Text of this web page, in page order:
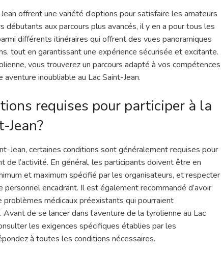
offrent une variété d’options pour satisfaire les amateurs
débutants aux parcours plus avancés, il y en a pour tous les
différents itinéraires qui offrent des vues panoramiques
tout en garantissant une expérience sécurisée et excitante.
vous trouverez un parcours adapté à vos compétences
aventure inoubliable au Lac Saint-Jean.
requises pour participer à la
Jean?
Jean, certaines conditions sont généralement requises pour
l’activité. En général, les participants doivent être en
et maximum spécifié par les organisateurs, et respecter
encadrant. Il est également recommandé d’avoir
médicaux préexistants qui pourraient
de se lancer dans l’aventure de la tyrolienne au Lac
les exigences spécifiques établies par les
à toutes les conditions nécessaires.